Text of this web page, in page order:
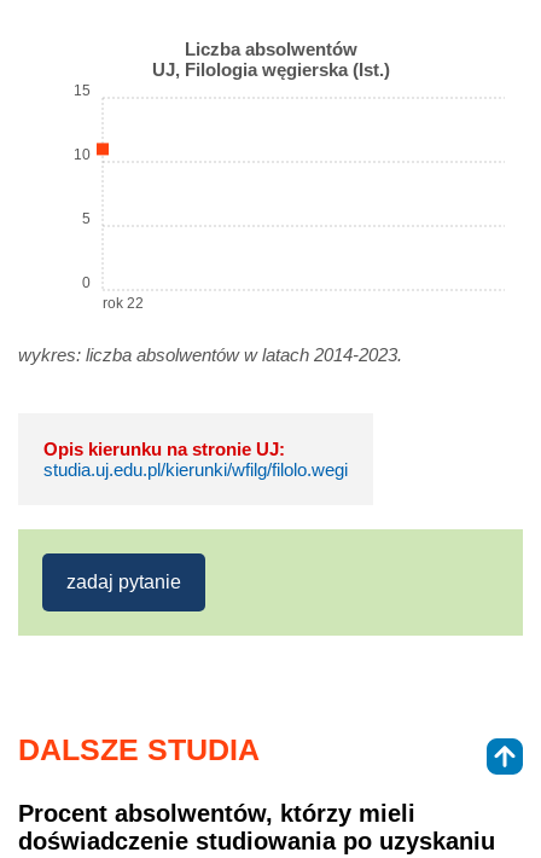
Liczba absolwentów
UJ, Filologia węgierska (Ist.)
rok 22
0
5
10
15
wykres: liczba absolwentów w latach 2014-2023.
Opis kierunku na stronie UJ:
studia.uj.edu.pl/kierunki/wfilg/filolo.wegi
zadaj pytanie
DALSZE STUDIA
Procent absolwentów, którzy mieli
doświadczenie studiowania po uzyskaniu